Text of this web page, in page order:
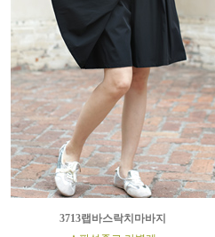
3713랩바스락치마바지